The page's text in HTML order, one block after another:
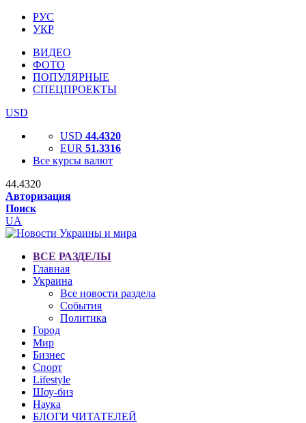
РУС
УКР
ВИДЕО
ФОТО
ПОПУЛЯРНЫЕ
СПЕЦПРОЕКТЫ
USD
USD 44.4320
EUR 51.3316
Все курсы валют
44.4320
Авторизация
Поиск
UA
ВСЕ РАЗДЕЛЫ
Главная
Украина
Все новости раздела
События
Политика
Город
Мир
Бизнес
Спорт
Lifestyle
Шоу-биз
Наука
БЛОГИ ЧИТАТЕЛЕЙ